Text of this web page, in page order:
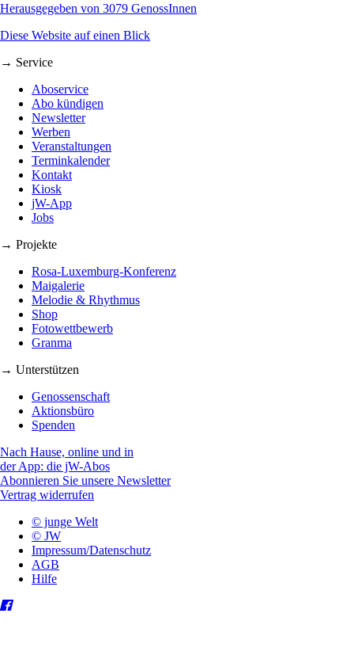
Herausgegeben von 3079 GenossInnen
Diese Website auf einen Blick
→ Service
Aboservice
Abo kündigen
Newsletter
Werben
Veranstaltungen
Terminkalender
Kontakt
Kiosk
jW-App
Jobs
→ Projekte
Rosa-Luxemburg-Konferenz
Maigalerie
Melodie & Rhythmus
Shop
Fotowettbewerb
Granma
→ Unterstützen
Genossenschaft
Aktionsbüro
Spenden
Nach Hause, online und in
der App: die jW-Abos
Abonnieren Sie unsere Newsletter
Vertrag widerrufen
© junge Welt
© JW
Impressum/Datenschutz
AGB
Hilfe